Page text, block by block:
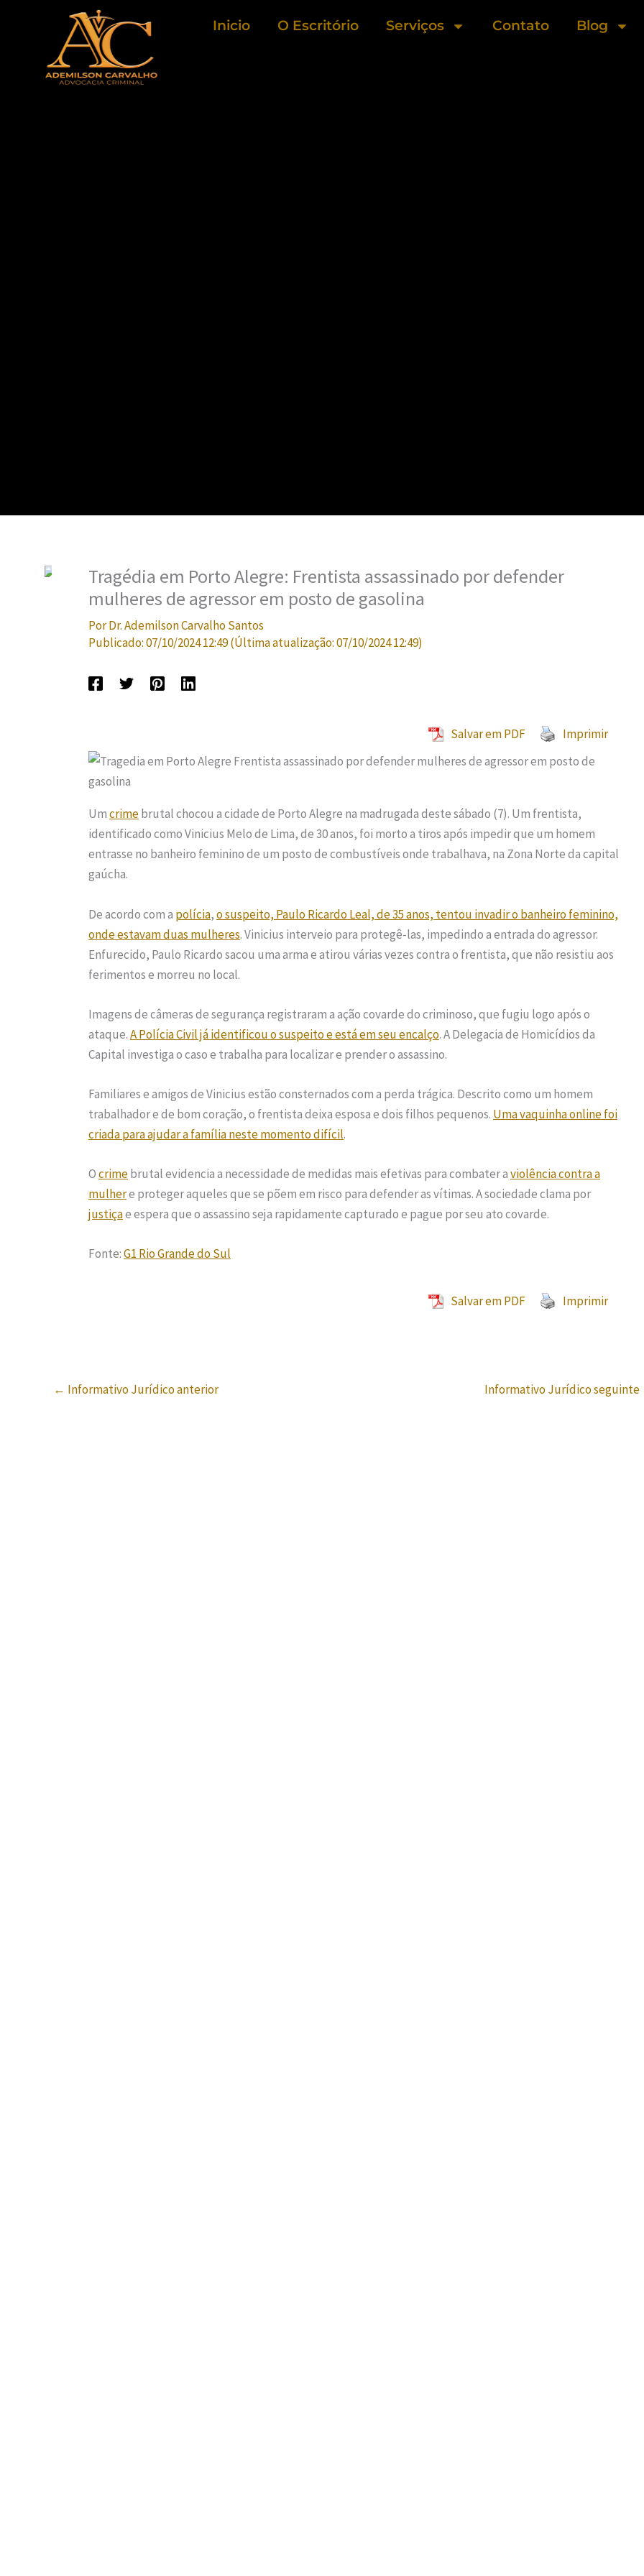
conteúdo
Inicio O Escritório Serviços Contato Blog
Tragédia em Porto Alegre: Frentista assassinado por defender
mulheres de agressor em posto de gasolina
PorDr. Ademilson Carvalho Santos
Publicado:07/10/2024 12:49(Última atualização:07/10/2024 12:49)
Salvar em PDF Imprimir
Umcrimebrutal chocou a cidade de Porto Alegre na madrugada deste sábado (7). Um frentista,
identificado como Vinicius Melo de Lima, de 30 anos, foi morto a tiros após impedir que um homem
entrasse no banheiro feminino de um posto de combustíveis onde trabalhava, na Zona Norte da capital
gaúcha.
De acordo com a polícia,o suspeito, Paulo Ricardo Leal, de 35 anos, tentou invadir o banheiro feminino,
onde estavam duas mulheres. Vinicius interveio para protegê-las, impedindo a entrada do agressor.
Enfurecido, Paulo Ricardo sacou uma arma e atirou várias vezes contra o frentista, que não resistiu aos
ferimentos e morreu no local.
Imagens de câmeras de segurança registraram a ação covarde do criminoso, que fugiu logo após o
ataque.A Polícia Civil já identificou o suspeito e está em seu encalço. A Delegacia de Homicídios da
Capital investiga o caso e trabalha para localizar e prender o assassino.
Familiares e amigos de Vinicius estão consternados com a perda trágica. Descrito como um homem
trabalhador e de bom coração, o frentista deixa esposa e dois filhos pequenos. Uma vaquinha online foi
criada para ajudar a família neste momento difícil.
Ocrimebrutal evidencia a necessidade de medidas mais efetivas para combater aviolência contra a
mulhere proteger aqueles que se põem em risco para defender as vítimas. A sociedade clama por
justiçae espera que o assassino seja rapidamente capturado e pague por seu ato covarde.
Fonte:G1 Rio Grande do Sul
Salvar em PDF Imprimir
← Informativo Jurídico anterior Informativo Jurídico seguinte